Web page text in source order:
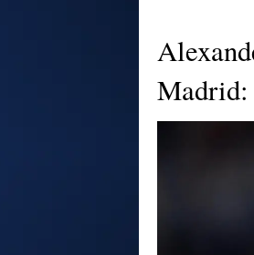
Madrid: